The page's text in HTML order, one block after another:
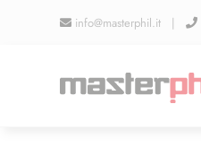
info@masterphil.it |